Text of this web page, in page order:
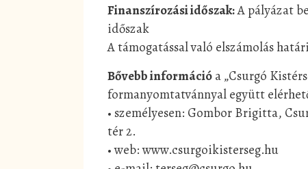
Finanszírozási időszak:A pályázat
időszak
A támogatással való elszámolás
Bővebb információ a „Csurgó
formanyomtatvánnyal együtt
• személyesen: Gombor Brigitta,
tér 2.
• web: www.csurgoikisterseg.hu